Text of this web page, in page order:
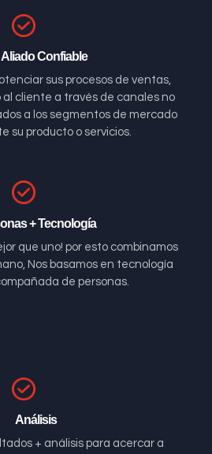
Confiable
sus procesos de ventas,
al cliente a través de canales no
a los segmentos de mercado
su producto o servicios.
+ Tecnología
que uno! por esto combinamos
Nos basamos en tecnología
de personas.
Análisis
+ análisis para acercar a